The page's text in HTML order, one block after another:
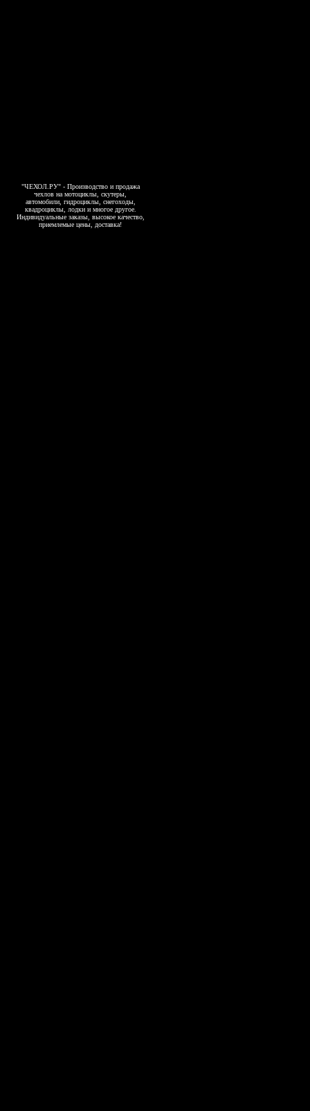
"ЧЕХОЛ.РУ" - Производство и продажа
чехлов на мотоциклы, скутеры,
автомобили, гидроциклы, снегоходы,
квадроциклы, лодки и многое другое.
Индивидуальные заказы, высокое качество,
приемлемые цены, доставка!